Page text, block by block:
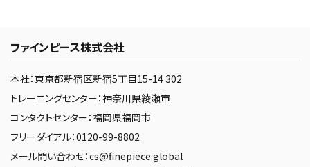
ファインピース株式会社
本社：東京都新宿区新宿5丁目15-14 302
トレーニングセンター：神奈川県綾瀬市
コンタクトセンター：福岡県福岡市
フリーダイアル：0120-99-8802
メール問い合わせ：cs@finepiece.global